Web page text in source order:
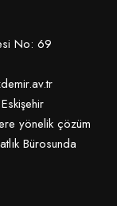
No: 69
yönelik çözüm
Bürosunda